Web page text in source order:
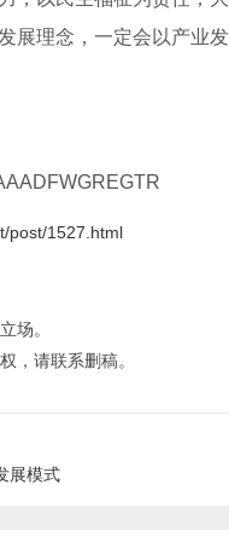
展理念，一定会以产业
post/1527.html
场。
，请联系删稿。
展模式